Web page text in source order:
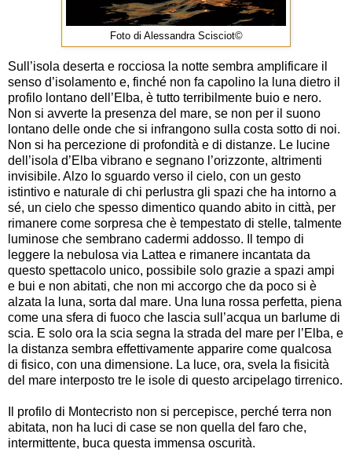
Foto di Alessandra Scisciot©
Sull’isola deserta e rocciosa la notte sembra amplificare il
senso d’isolamento e, finché non fa capolino la luna dietro il
profilo lontano dell’Elba, è tutto terribilmente buio e nero.
Non si avverte la presenza del mare, se non per il suono
lontano delle onde che si infrangono sulla costa sotto di noi.
Non si ha percezione di profondità e di distanze. Le lucine
dell’isola d’Elba vibrano e segnano l’orizzonte, altrimenti
invisibile. Alzo lo sguardo verso il cielo, con un gesto
istintivo e naturale di chi perlustra gli spazi che ha intorno a
sé, un cielo che spesso dimentico quando abito in città, per
rimanere come sorpresa che è tempestato di stelle, talmente
luminose che sembrano cadermi addosso. Il tempo di
leggere la nebulosa via Lattea e rimanere incantata da
questo spettacolo unico, possibile solo grazie a spazi ampi
e bui e non abitati, che non mi accorgo che da poco si è
alzata la luna, sorta dal mare. Una luna rossa perfetta, piena
come una sfera di fuoco che lascia sull’acqua un barlume di
scia. E solo ora la scia segna la strada del mare per l’Elba, e
la distanza sembra effettivamente apparire come qualcosa
di fisico, con una dimensione. La luce, ora, svela la fisicità
del mare interposto tre le isole di questo arcipelago tirrenico.
Il profilo di Montecristo non si percepisce, perché terra non
abitata, non ha luci di case se non quella del faro che,
intermittente, buca questa immensa oscurità.